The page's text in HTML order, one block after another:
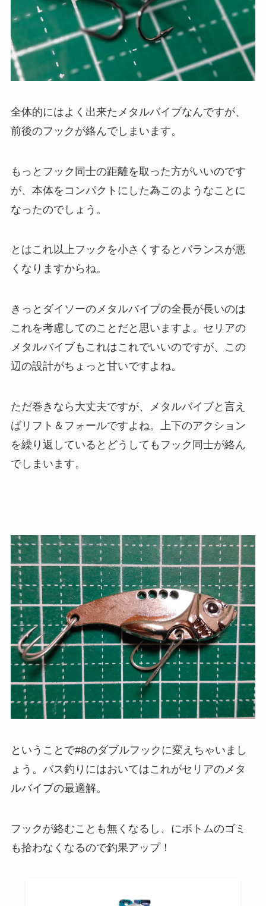
全体的にはよく出来たメタルバイブなんですが、
前後のフックが絡んでしまいます。
もっとフック同士の距離を取った方がいいのです
が、本体をコンパクトにした為このようなことに
なったのでしょう。
とはこれ以上フックを小さくするとバランスが悪
くなりますからね。
きっとダイソーのメタルバイブの全長が長いのは
これを考慮してのことだと思いますよ。セリアの
メタルバイブもこれはこれでいいのですが、この
辺の設計がちょっと甘いですよね。
ただ巻きなら大丈夫ですが、メタルバイブと言え
ばリフト＆フォールですよね。上下のアクション
を繰り返しているとどうしてもフック同士が絡ん
でしまいます。
ということで#8のダブルフックに変えちゃいまし
ょう。バス釣りにはおいてはこれがセリアのメタ
ルバイブの最適解。
フックが絡むことも無くなるし、にボトムのゴミ
も拾わなくなるので釣果アップ！